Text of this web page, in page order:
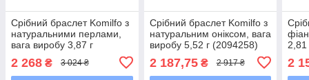
Срібний браслет Komilfo з
натуральними перлами,
вага виробу 3,87 г
2 268 ₴ 3 024 ₴
Срібний браслет Komilfo з
натуральним оніксом, вага
виробу 5,52 г (2094258)
2 187,75₴ 2 917 ₴ 2